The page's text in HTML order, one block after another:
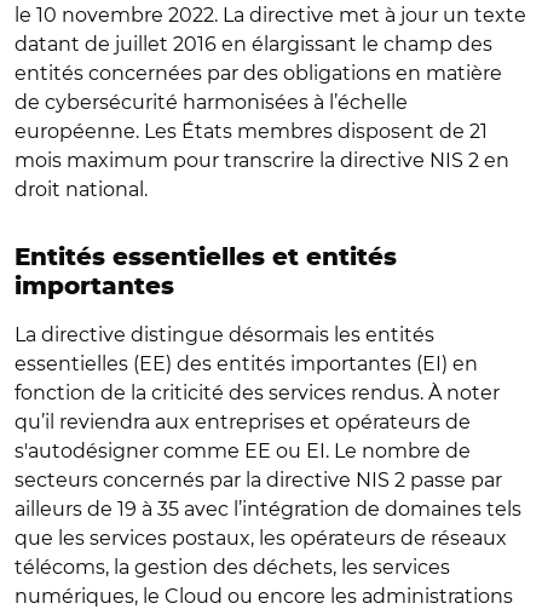
le 10 novembre 2022. La directive met à jour un texte
datant de juillet 2016 en élargissant le champ des
entités concernées par des obligations en matière
de cybersécurité harmonisées à l’échelle
européenne. Les États membres disposent de 21
mois maximum pour transcrire la directive NIS 2 en
droit national.
Entités essentielles et entités
importantes
La directive distingue désormais les entités
essentielles (EE) des entités importantes (EI) en
fonction de la criticité des services rendus. À noter
qu’il reviendra aux entreprises et opérateurs de
s'autodésigner comme EE ou EI. Le nombre de
secteurs concernés par la directive NIS 2 passe par
ailleurs de 19 à 35 avec l’intégration de domaines tels
que les services postaux, les opérateurs de réseaux
télécoms, la gestion des déchets, les services
numériques, le Cloud ou encore les administrations